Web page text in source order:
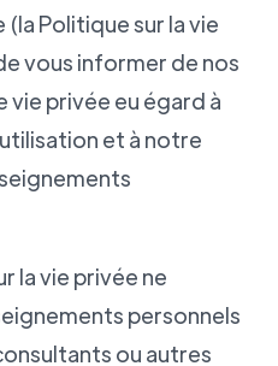
Politique sur la vie
vous informer de nos
vie privée eu égard à
et à notre
la vie privée ne
personnels
ou autres